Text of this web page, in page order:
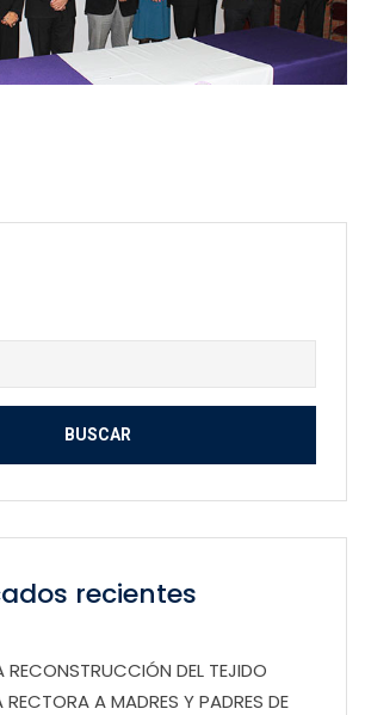
recientes
RECONSTRUCCIÓN DEL TEJIDO
A MADRES Y PADRES DE